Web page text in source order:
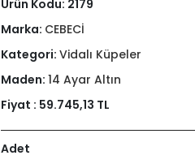
Ürün Kodu: 2179
Marka: CEBECİ
Kategori: Vidalı Küpeler
Maden: 14 Ayar Altın
Fiyat : 59.745,13 TL
Adet